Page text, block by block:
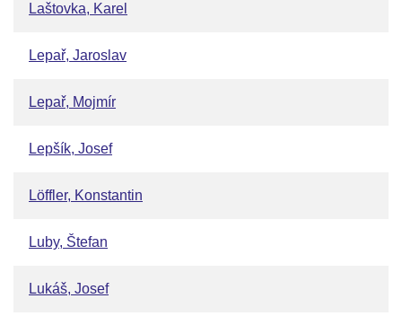
Laštovka, Karel
Lepař, Jaroslav
Lepař, Mojmír
Lepšík, Josef
Löffler, Konstantin
Luby, Štefan
Lukáš, Josef